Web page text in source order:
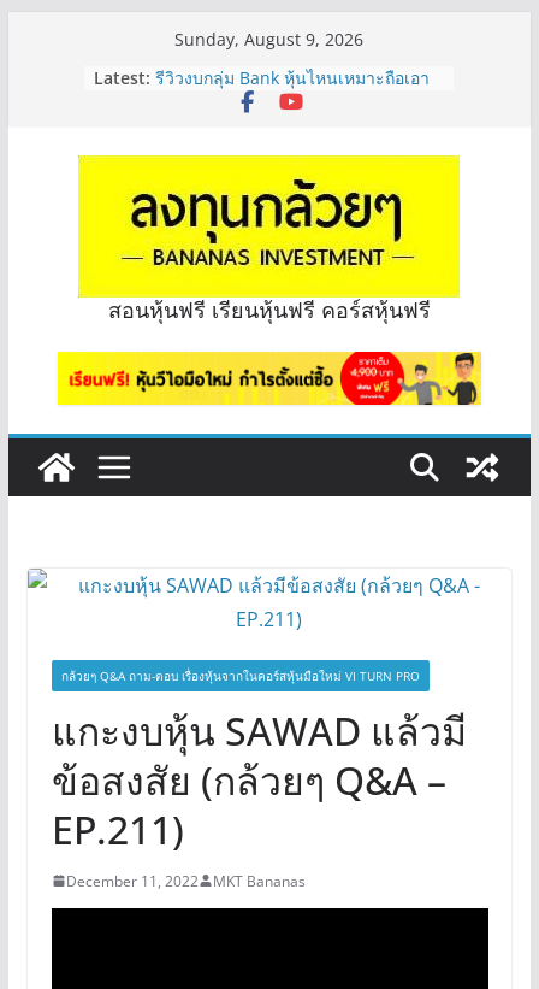
Sunday, August 9, 2026
Latest: รีวิวงบกลุ่ม Bank หุ้นไหนเหมาะถือเอา
“ปันผล” | EP.175
ครับ? | Q&A กล้วยๆ EP.1167
Hot Topic! อัปเดทงบ สื่อสาร, ค้าปลีก
ตัวไหนเหมาะถือเอาปันผล? | Hot Topic
EP.41
หุ้นซอสภูเขาทอง Sauce เหมาะถือเป็น
หุ้นปันผลไหม? | Q&A กล้วยๆ EP.1166
OSP vs CBG vs ICHI ควร DCA ตัวไหน
ดี? | Q&A กล้วยๆ EP.1165
สอนหุ้นฟรี เรียนหุ้นฟรี คอร์สหุ้นฟรี
กล้วยๆ Q&A ถาม-ตอบ เรื่องหุ้นจากในคอร์สหุ้นมือใหม่ VI TURN PRO
แกะงบหุ้น SAWAD แล้วมี
ข้อสงสัย (กล้วยๆ Q&A –
EP.211)
December 11, 2022 MKT Bananas